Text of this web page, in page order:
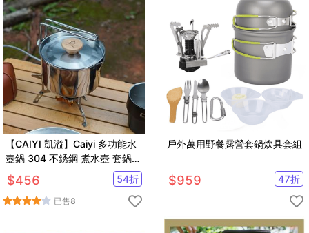
【CAIYI 凱溢】Caiyi 多功能水
壺鍋 304 不銹鋼 煮水壺 套鍋
野炊鍋具 露營鍋具 附收納袋
$456 54折
已售8
戶外萬用野餐露營套鍋炊具套組
$959 47折